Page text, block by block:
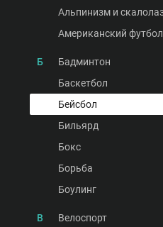
Альпинизм и
Американский футбол
Б Бадминтон
Баскетбол
Бейсбол
Бильярд
Бокс
Борьба
Боулинг
В Велоспорт